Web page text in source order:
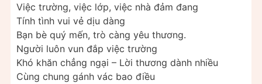
Việc trường, việc lớp, việc nhà đảm đang
Tính tình vui vẻ dịu dàng
Bạn bè quý mến, trò càng yêu thương.
Người luôn vun đắp việc trường
Khó khăn chẳng ngại – Lời thương dành nhiều
Cùng chung gánh vác bao điều